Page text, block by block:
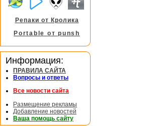
Репаки от Кролика
Portable от punsh
Информация:
ПРАВИЛА САЙТА
Вопросы и ответы
Все новости сайта
Размещение рекламы
Добавление новостей
Ваша помощь сайту